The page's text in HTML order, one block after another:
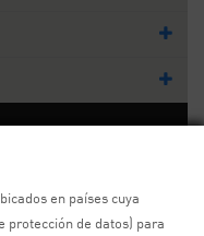
en países cuya
protección de datos) para